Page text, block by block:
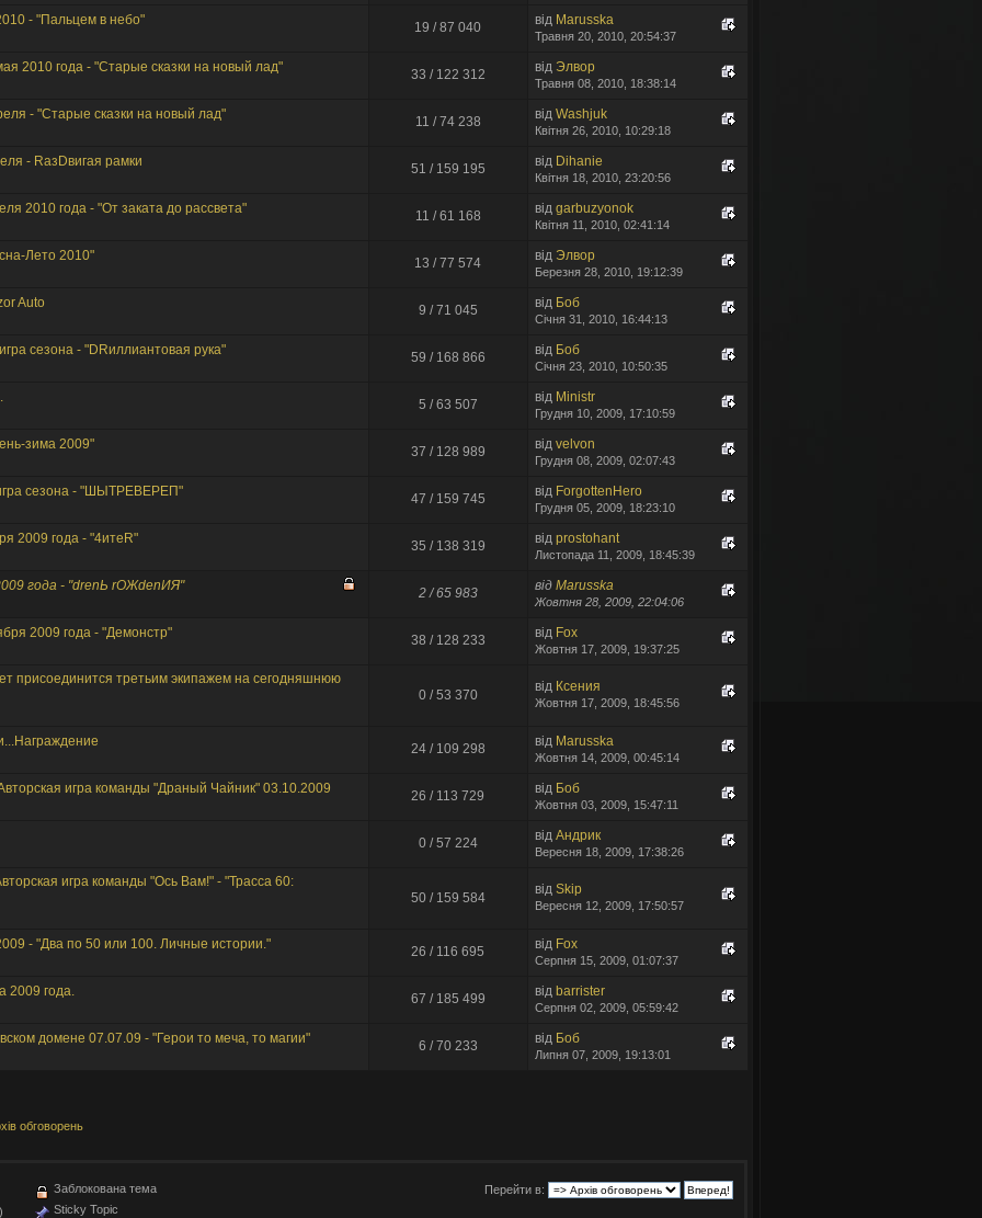
поводу, купил новый сертификат.
опять тютю?
С днем рождения тебя, о верховный!
сертификат сдох, так никто и не заходил.
тебя, о верховный!
все? Тишина?
прошло незаметно.
создал(а) темуБонус коды World of Tanks
17 января в 18:00 мы будем проводить онлайн игру на
Милости просим всех желающих!!!
- "Пальцем в небо"
19 / 87 040 від Marusska
Травня 20, 2010, 20:54:37
2010 года - "Старые сказки на новый лад"
33 / 122 312 від Элвор
Травня 08, 2010, 18:38:14
- "Старые сказки на новый лад"
11 / 74 238 від Washjuk
Квітня 26, 2010, 10:29:18
- RазDвигая рамки
51 / 159 195 від Dihanie
Квітня 18, 2010, 23:20:56
2010 года - "От заката до рассвета"
11 / 61 168 від garbuzyonok
Квітня 11, 2010, 02:41:14
Лето 2010"
13 / 77 574 від Элвор
Березня 28, 2010, 19:12:39
Auto
9 / 71 045 від Боб
Січня 31, 2010, 16:44:13
сезона - "DRиллиантовая рука"
59 / 168 866 від Боб
Січня 23, 2010, 10:50:35
5 / 63 507 від Ministr
Грудня 10, 2009, 17:10:59
зима 2009"
37 / 128 989 від velvon
Грудня 08, 2009, 02:07:43
сезона - "ШЫТРЕВЕРЕП"
47 / 159 745 від ForgottenHero
Грудня 05, 2009, 18:23:10
2009 года - "4итеR"
35 / 138 319 від prostohant
Листопада 11, 2009, 18:45:39
года - "drenЬ rОЖdenИЯ"
2 / 65 983 від Marusska
Жовтня 28, 2009, 22:04:06
2009 года - "Демонстр"
38 / 128 233 від Fox
Жовтня 17, 2009, 19:37:25
третьим экипажем на сегодняшнюю
0 / 53 370
від Ксения
Жовтня 17, 2009, 18:45:56
24 / 109 298 від Marusska
Жовтня 14, 2009, 00:45:14
игра команды "Драный Чайник" 03.10.2009
26 / 113 729 від Боб
Жовтня 03, 2009, 15:47:11
0 / 57 224 від Андрик
Вересня 18, 2009, 17:38:26
игра команды "Ось Вам!" - "Трасса 60:
50 / 159 584
від Skip
Вересня 12, 2009, 17:50:57
- "Два по 50 или 100. Личные истории."
26 / 116 695 від Fox
Серпня 15, 2009, 01:07:37
2009 года.
67 / 185 499 від barrister
Серпня 02, 2009, 05:59:42
домене 07.07.09 - "Герои то меча, то магии"
6 / 70 233 від Боб
Липня 07, 2009, 19:13:01
обговорень
Перейти в:
Заблокована тема
Sticky Topic